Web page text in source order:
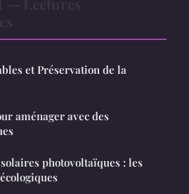
et Préservation de la
aménager avec des
photovoltaïques : les